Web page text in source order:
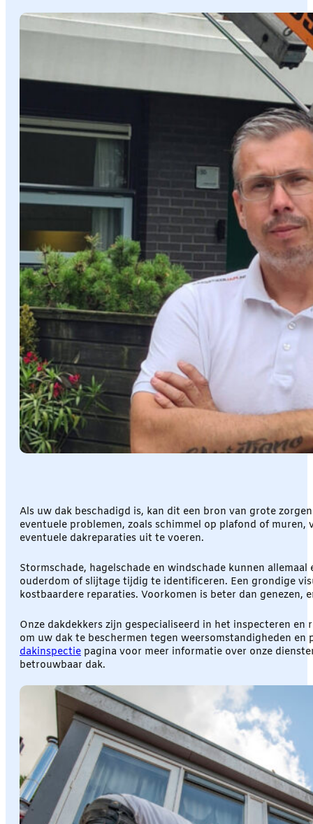
Als uw dak beschadigd is, kan dit een bron van grote
eventuele problemen, zoals schimmel op plafond of
eventuele dakreparaties uit te voeren.
Stormschade, hagelschade en windschade kunnen
ouderdom of slijtage tijdig te identificeren. Een grondige
kostbaardere reparaties. Voorkomen is beter dan
Onze dakdekkers zijn gespecialiseerd in het inspecteren
om uw dak te beschermen tegen weersomstandigheden
dakinspectie pagina voor meer informatie over onze
betrouwbaar dak.